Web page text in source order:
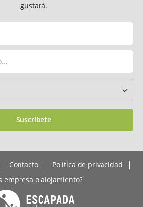
gustará.
Suscríbete
Contacto
Política de privacidad
empresa o alojamiento?